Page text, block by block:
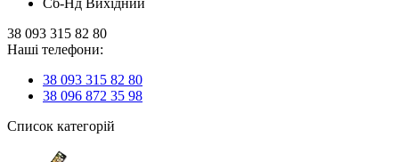
Сб-Нд Вихідний
38 093 315 82 80
Наші телефони:
38 093 315 82 80
38 096 872 35 98
Список категорій